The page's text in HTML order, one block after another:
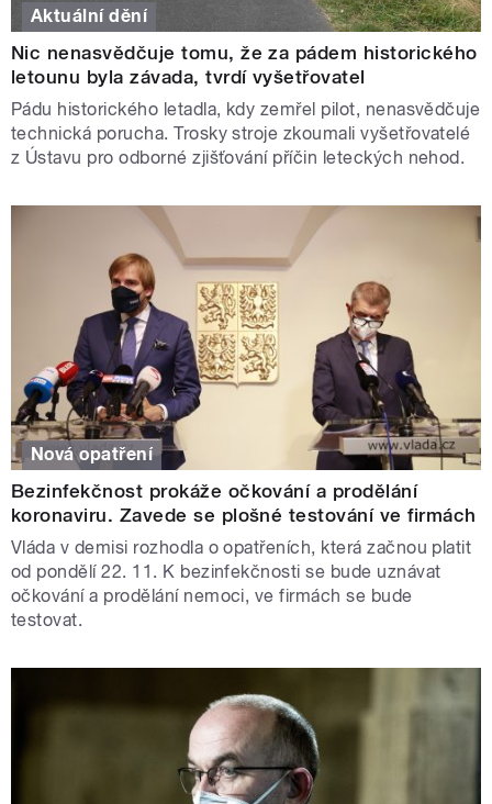
Aktuální dění
Nic nenasvědčuje tomu, že za pádem historického
letounu byla závada, tvrdí vyšetřovatel
Pádu historického letadla, kdy zemřel pilot, nenasvědčuje
technická porucha. Trosky stroje zkoumali vyšetřovatelé
z Ústavu pro odborné zjišťování příčin leteckých nehod.
Nová opatření
Bezinfekčnost prokáže očkování a prodělání
koronaviru. Zavede se plošné testování ve firmách
Vláda v demisi rozhodla o opatřeních, která začnou platit
od pondělí 22. 11. K bezinfekčnosti se bude uznávat
očkování a prodělání nemoci, ve firmách se bude
testovat.